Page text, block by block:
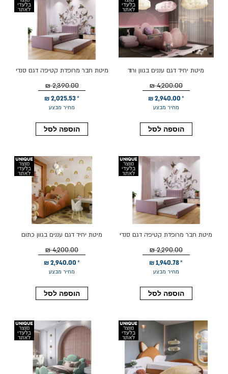
מיטת יחיד דגם עננים בגוון ורוד
מחיר מבצע
2,940.00 ₪
4,200.00 ₪
הוספה לסל
מיטת חבר מרופדת קטיפה דגם סנדי
מחיר מבצע
2,025.53 ₪
2,390.00 ₪
הוספה לסל
מיטת חבר מרופדת קטיפה דגם סנדי
מחיר מבצע
1,940.78 ₪
2,290.00 ₪
הוספה לסל
מיטת יחיד דגם עננים בגוון כתום
מחיר מבצע
2,940.00 ₪
4,200.00 ₪
הוספה לסל